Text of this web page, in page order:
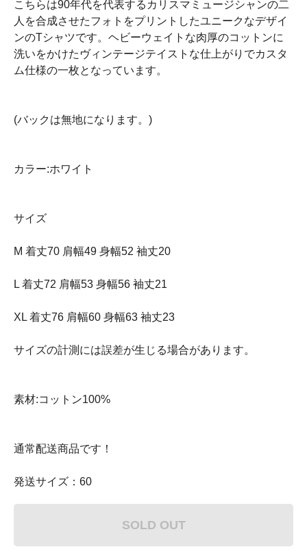
こちらは90年代を代表するカリスマミュージシャンの二
人を合成させたフォトをプリントしたユニークなデザイ
ンのTシャツです。ヘビーウェイトな肉厚のコットンに
洗いをかけたヴィンテージテイストな仕上がりでカスタ
ム仕様の一枚となっています。
(バックは無地になります。)
カラー:ホワイト
サイズ
M 着丈70 肩幅49 身幅52 袖丈20
L 着丈72 肩幅53 身幅56 袖丈21
XL 着丈76 肩幅60 身幅63 袖丈23
サイズの計測には誤差が生じる場合があります。
素材:コットン100%
通常配送商品です！
発送サイズ：60
SOLD OUT